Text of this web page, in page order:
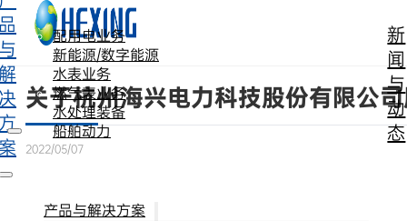
跳转到主要内容 跳转到页脚
配用电业务
新能源/数字能源
水表业务
燃气表业务
水处理装备
船舶动力
新
闻
与
动
态
产品与解决方案
关于杭州海兴电力科技股份有限公
2022/05/07